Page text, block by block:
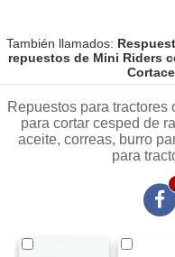
También llamados:
repuestos de Mini Riders
Repuestos para tractores
para cortar cesped de
aceite, correas, burro
para